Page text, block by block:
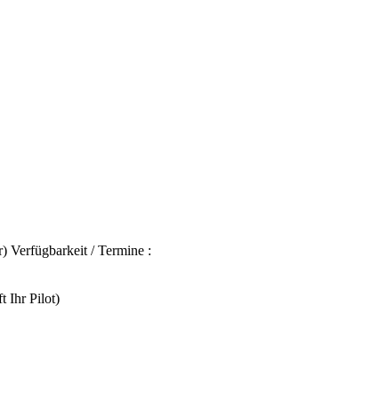
Verfügbarkeit / Termine :
Ihr Pilot)